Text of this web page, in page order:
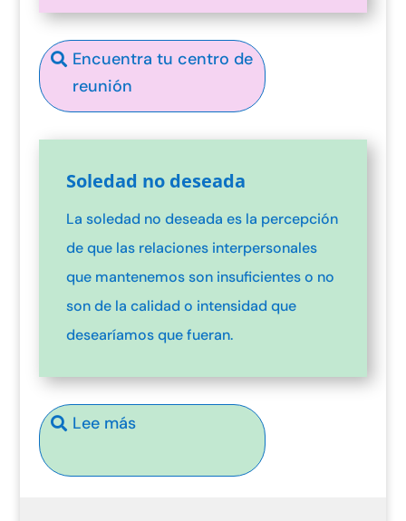
Encuentra tu centro de
reunión
Soledad no deseada
La soledad no deseada es la percepción
de que las relaciones interpersonales
que mantenemos son insuficientes o no
son de la calidad o intensidad que
desearíamos que fueran.
Lee más